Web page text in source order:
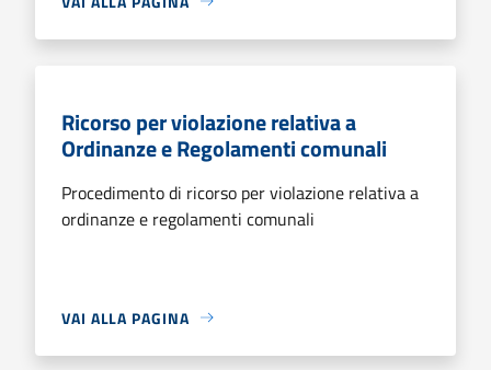
Ricorso per violazione relativa a
Ordinanze e Regolamenti comunali
Procedimento di ricorso per violazione relativa a
ordinanze e regolamenti comunali
VAI ALLA PAGINA